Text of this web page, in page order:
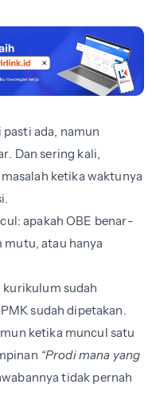
ada, namun
Dan sering kali,
ketika waktunya
apakah OBE benar-
mutu, atau hanya
kurikulum sudah
sudah dipetakan.
ketika muncul satu
“Prodi mana yang
tidak pernah